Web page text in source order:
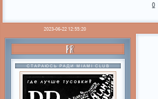
0
2023-06-22 12:55:20
PR
СТАРАЮСЬ РАДИ MIAMI CLUB